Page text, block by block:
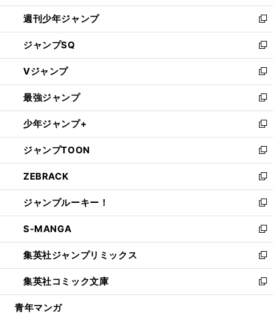
開
く
週刊少年ジャンプ
新
し
い
ウ
ィ
ン
ド
ウ
で
開
く
ジャンプSQ
新
し
い
ウ
ィ
ン
ド
ウ
で
開
く
Vジャンプ
新
し
い
ウ
ィ
ン
ド
ウ
で
開
く
最強ジャンプ
新
し
い
ウ
ィ
ン
ド
ウ
で
開
く
少年ジャンプ+
新
し
い
ウ
ィ
ン
ド
ウ
で
開
く
ジャンプTOON
新
し
い
ウ
ィ
ン
ド
ウ
で
開
く
ZEBRACK
新
し
い
ウ
ィ
ン
ド
ウ
で
開
ジャンプルーキー！
新
し
い
ウ
ィ
ン
ド
ウ
S-MANGA
新
し
い
ウ
ィ
ン
集英社ジャンプリミックス
新
し
い
ウ
集英社コミック文庫
新
し
青年マンガ